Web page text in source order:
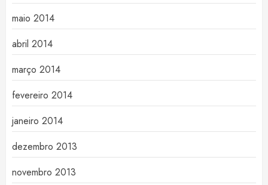
maio 2014
abril 2014
março 2014
fevereiro 2014
janeiro 2014
dezembro 2013
novembro 2013